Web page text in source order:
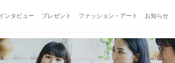
ンタビュー プレゼント ファッション・アート お知らせ